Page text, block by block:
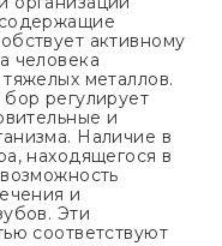
активному
человека
металлов.
регулирует
и
Наличие в
находящегося в
и
Эти
соответствуют